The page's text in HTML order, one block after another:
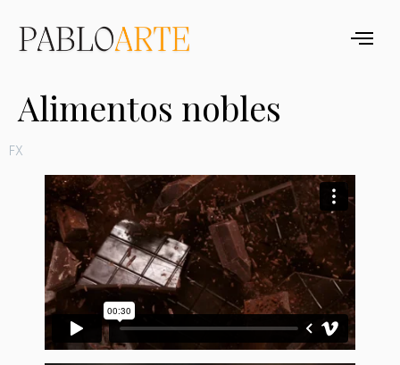
Alimentos nobles
FX